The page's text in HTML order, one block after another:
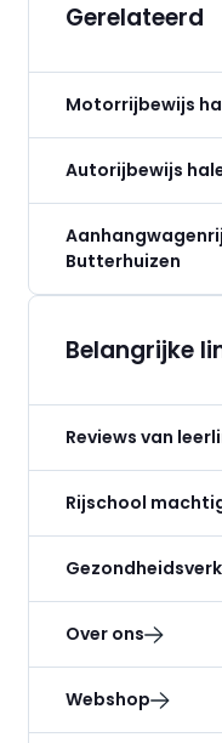
Gerelateerd
Motorrijbewijs
Autorijbewijs
Butterhuizen
Belangrijke
Reviews van
Rijschool
Over ons
Webshop